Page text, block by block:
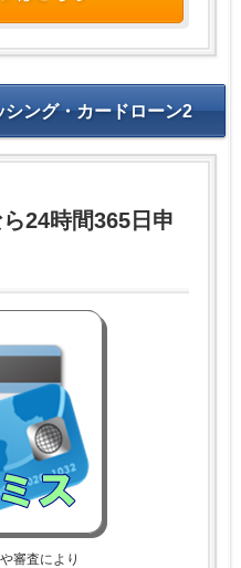
ング・カードローン2
24時間365日申
審査により